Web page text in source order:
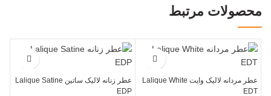
محصولات مرتبط
عطر مردانه لالیک وایت Lalique White
EDT
عطر زنانه لالیک ساتین Lalique Satine
EDP